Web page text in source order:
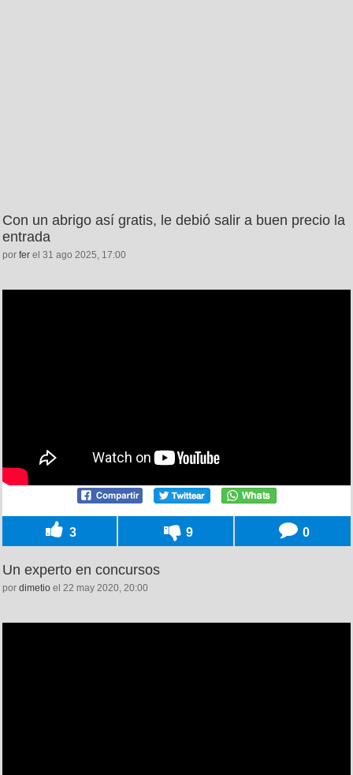
Con un abrigo así gratis, le debió salir a buen precio la
entrada
por fer el 31 ago 2025, 17:00
3 9 0
Un experto en concursos
por dimetio el 22 may 2020, 20:00